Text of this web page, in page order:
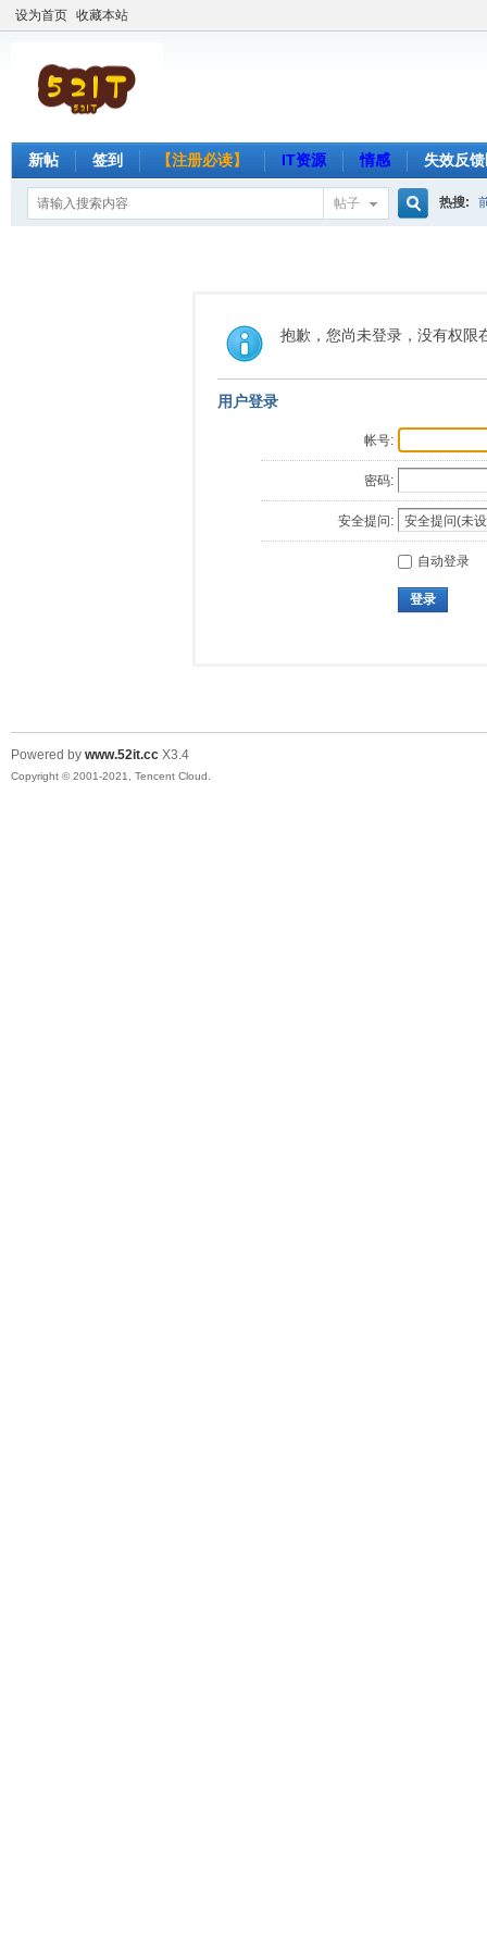
设为首页 收藏本站
新帖 签到 【注册必读】 IT资源 情感 失效反
帖子
索
热搜:
抱歉，您尚未登录，没有权限
用户登录
帐号:
密码:
安全提问:
自动登录
登录
Powered by www.52it.cc X3.4
Copyright © 2001-2021, Tencent Cloud.